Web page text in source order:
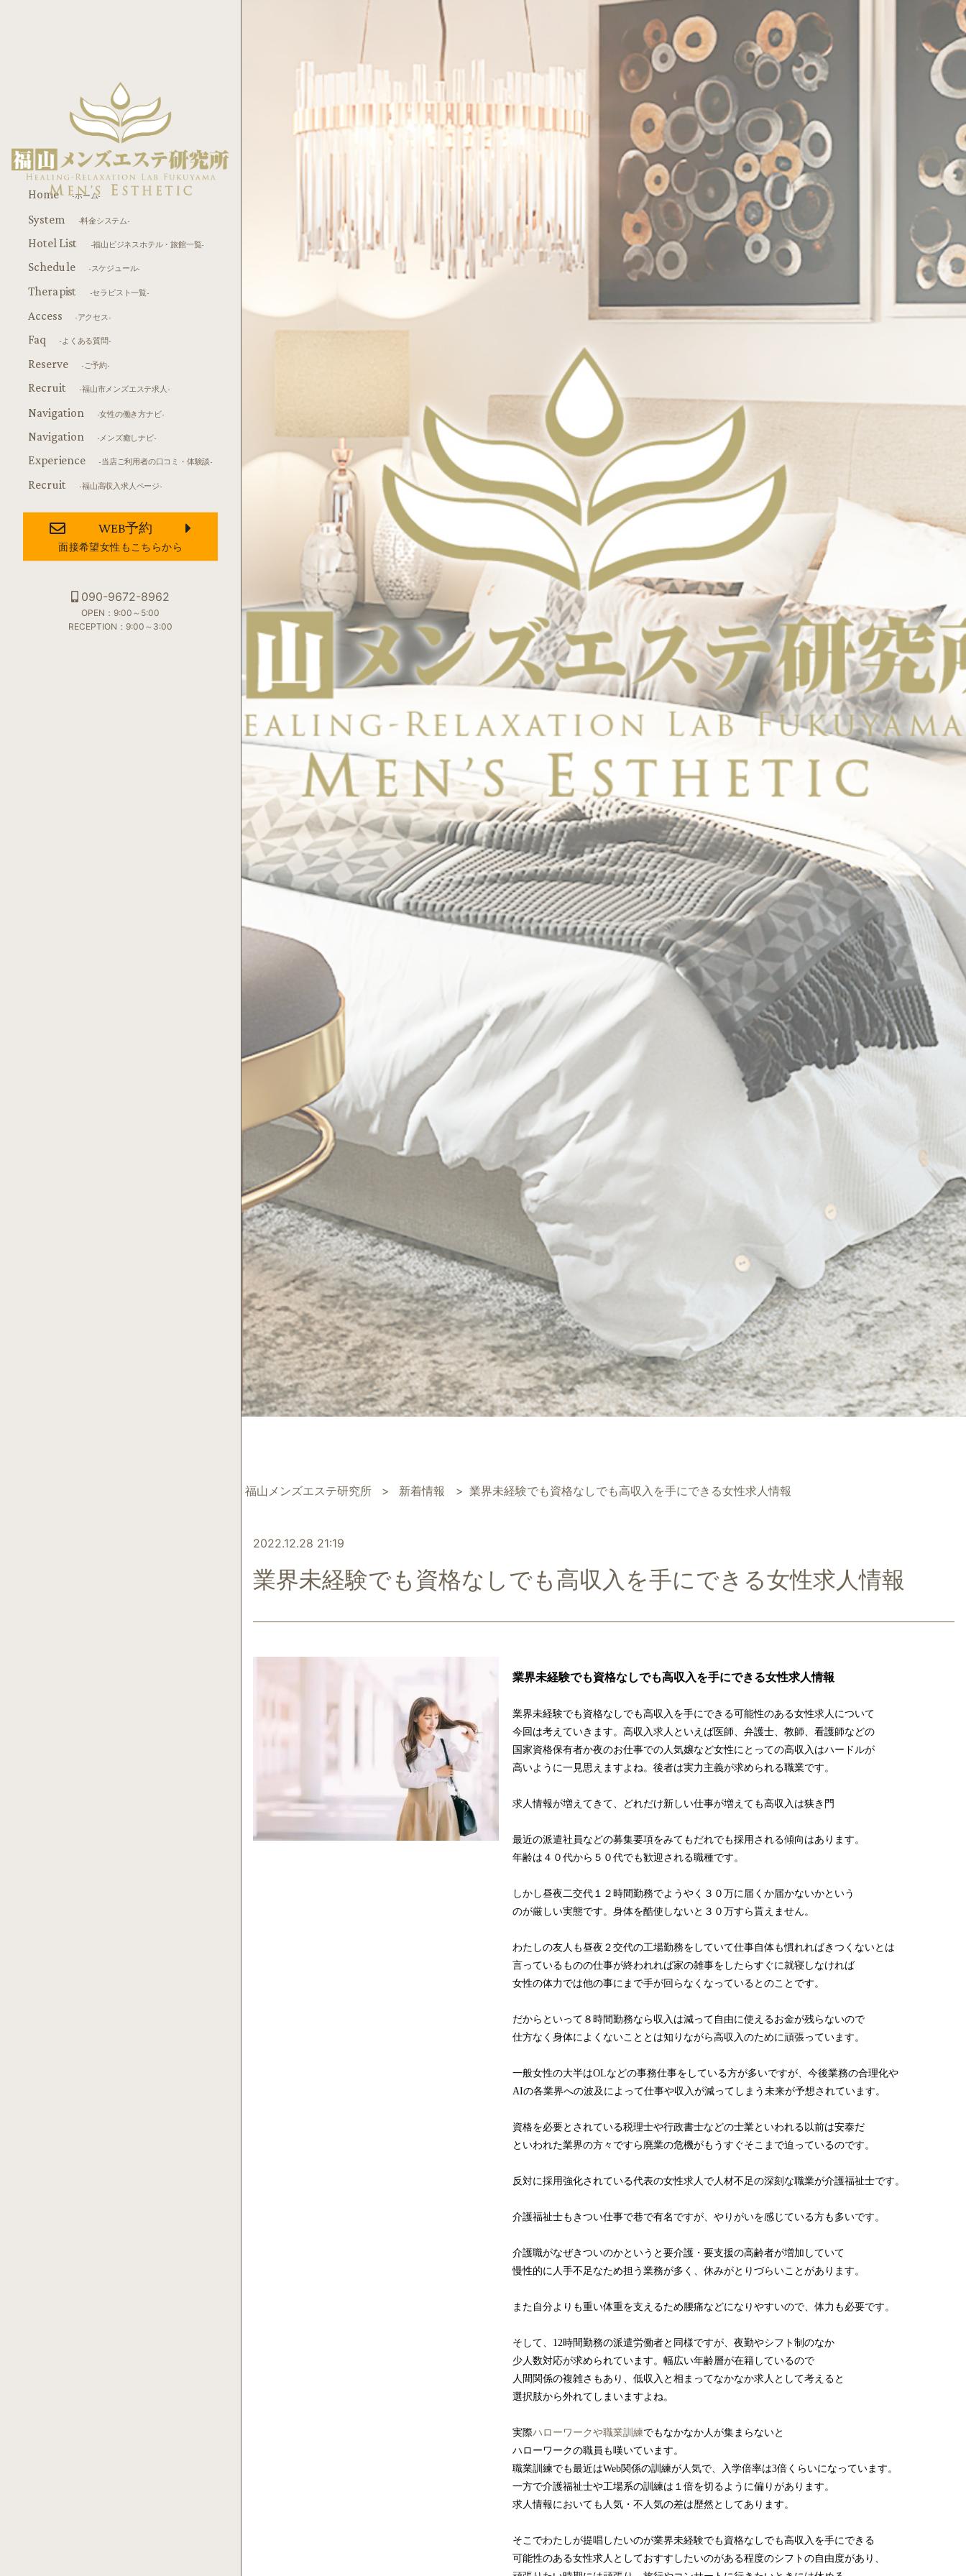
Home -ホーム-
System -料金システム-
Hotel List -福山ビジネスホテル・旅館一覧-
Schedule -スケジュール-
Therapist -セラピスト一覧-
Access -アクセス-
Faq -よくある質問-
Reserve -ご予約-
Recruit -福山市メンズエステ求人-
Navigation -女性の働き方ナビ-
Navigation -メンズ癒しナビ-
Experience -当店ご利用者の口コミ・体験談-
Recruit -福山高収入求人ページ-
WEB予約
面接希望女性もこちらから
090-9672-8962
OPEN：9:00～5:00
RECEPTION：9:00～3:00
福山メンズエステ研究所 新着情報 ​​​​​​​業界未経験でも資格なしでも高収入を手にできる女性求人情報
2022.12.28 21:19
​​​​​​​業界未経験でも資格なしでも高収入を手にできる女性求人情報
業界未経験でも資格なしでも高収入を手にできる女性求人情報
業界未経験でも資格なしでも高収入を手にできる可能性のある女性求人について
今回は考えていきます。高収入求人といえば医師、弁護士、教師、看護師などの
国家資格保有者か夜のお仕事での人気嬢など女性にとっての高収入はハードルが
高いように一見思えますよね。後者は実力主義が求められる職業です。
求人情報が増えてきて、どれだけ新しい仕事が増えても高収入は狭き門
最近の派遣社員などの募集要項をみてもだれでも採用される傾向はあります。
年齢は４０代から５０代でも歓迎される職種です。
しかし昼夜二交代１２時間勤務でようやく３０万に届くか届かないかという
のが厳しい実態です。身体を酷使しないと３０万すら貰えません。
わたしの友人も昼夜２交代の工場勤務をしていて仕事自体も慣れればきつくないとは
言っているものの仕事が終われれば家の雑事をしたらすぐに就寝しなければ
女性の体力では他の事にまで手が回らなくなっているとのことです。
だからといって８時間勤務なら収入は減って自由に使えるお金が残らないので
仕方なく身体によくないこととは知りながら高収入のために頑張っています。
一般女性の大半はOLなどの事務仕事をしている方が多いですが、今後業務の合理化や
AIの各業界への波及によって仕事や収入が減ってしまう未来が予想されています。
資格を必要とされている税理士や行政書士などの士業といわれる以前は安泰だ
といわれた業界の方々ですら廃業の危機がもうすぐそこまで迫っているのです。
反対に採用強化されている代表の女性求人で人材不足の深刻な職業が介護福祉士です。
介護福祉士もきつい仕事で巷で有名ですが、やりがいを感じている方も多いです。
介護職がなぜきついのかというと要介護・要支援の高齢者が増加していて
慢性的に人手不足なため担う業務が多く、休みがとりづらいことがあります。
また自分よりも重い体重を支えるため腰痛などになりやすいので、体力も必要です。
そして、12時間勤務の派遣労働者と同様ですが、夜勤やシフト制のなか
少人数対応が求められています。幅広い年齢層が在籍しているので
人間関係の複雑さもあり、低収入と相まってなかなか求人として考えると
選択肢から外れてしまいますよね。
実際ハローワークや職業訓練でもなかなか人が集まらないと
ハローワークの職員も嘆いています。
職業訓練でも最近はWeb関係の訓練が人気で、入学倍率は3倍くらいになっています。
一方で介護福祉士や工場系の訓練は１倍を切るように偏りがあります。
求人情報においても人気・不人気の差は歴然としてあります。
そこでわたしが提唱したいのが業界未経験でも資格なしでも高収入を手にできる
可能性のある女性求人としておすすしたいのがある程度のシフトの自由度があり、